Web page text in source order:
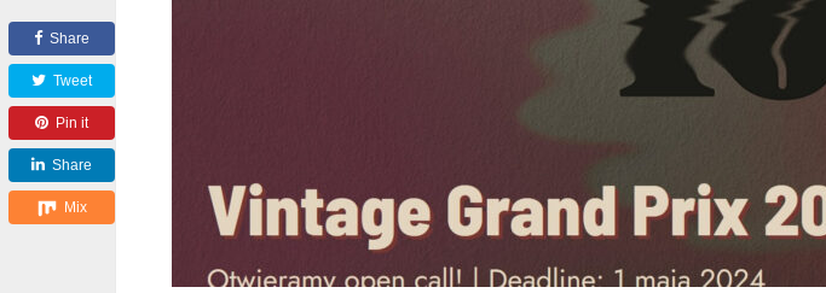
Share
Tweet
Pin it
Share
Mix